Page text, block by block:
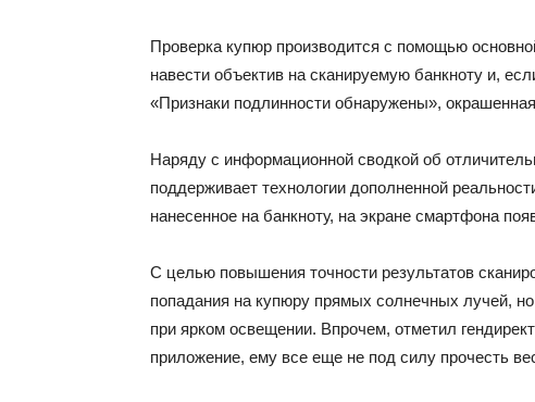
Проверка купюр производится с помощью
навести объектив на сканируемую банкноту и,
«Признаки подлинности обнаружены»,
Наряду с информационной сводкой об
поддерживает технологии дополненной
нанесенное на банкноту, на экране смартфона
С целью повышения точности результатов
попадания на купюру прямых солнечных лучей,
при ярком освещении. Впрочем, отметил
приложение, ему все еще не под силу прочесть